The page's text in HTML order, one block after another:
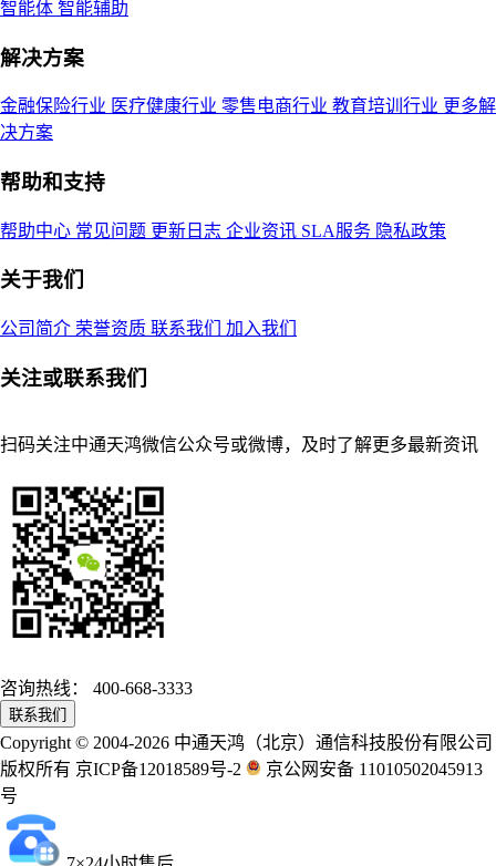
智能体 智能辅助
解决方案
金融保险行业 医疗健康行业 零售电商行业 教育培训行业 更多解
决方案
帮助和支持
帮助中心 常见问题 更新日志 企业资讯 SLA服务 隐私政策
关于我们
公司简介 荣誉资质 联系我们 加入我们
关注或联系我们
扫码关注中通天鸿微信公众号或微博，及时了解更多最新资讯
咨询热线： 400-668-3333
联系我们
Copyright © 2004-2026 中通天鸿（北京）通信科技股份有限公司
版权所有 京ICP备12018589号-2
京公网安备 11010502045913
号